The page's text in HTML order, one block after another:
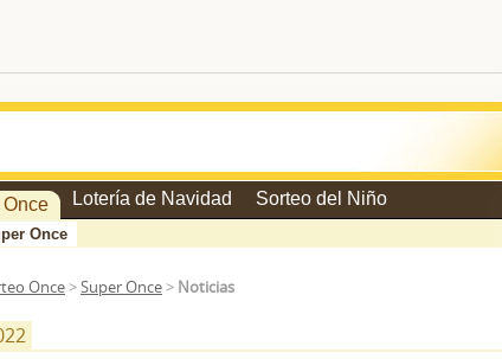
Once
Once
Lotería de Navidad Sorteo del Niño
Once>Super Once> Noticias